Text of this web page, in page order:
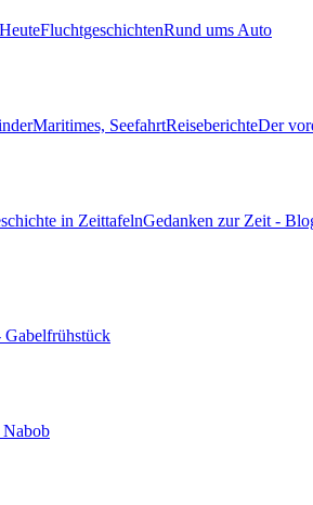
FluchtgeschichtenRund ums Auto
Maritimes, SeefahrtReiseberichteDer
in ZeittafelnGedanken zur Zeit -
Gabelfrühstück